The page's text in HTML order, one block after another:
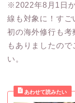
※2022年8月1日
線も対象に！すご
初の海外修行も考
もありましたの
い。